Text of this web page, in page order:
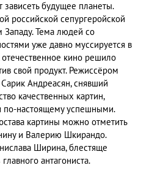
зависеть будущее планеты.
российской сепургеройской
Западу. Тема людей со
уже давно муссируется в
отечественное кино решило
свой продукт. Режиссёром
Андреасян, снявший
качественных картин,
по-настоящему успешными.
картины можно отметить
и Валерию Шкирандо.
Ширина, блестяще
антагониста.